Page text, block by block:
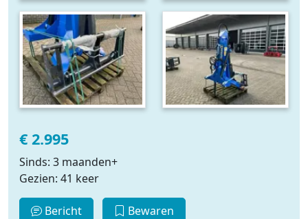
€ 2.995
Sinds: 3 maanden+
Gezien: 41 keer
Bericht Bewaren